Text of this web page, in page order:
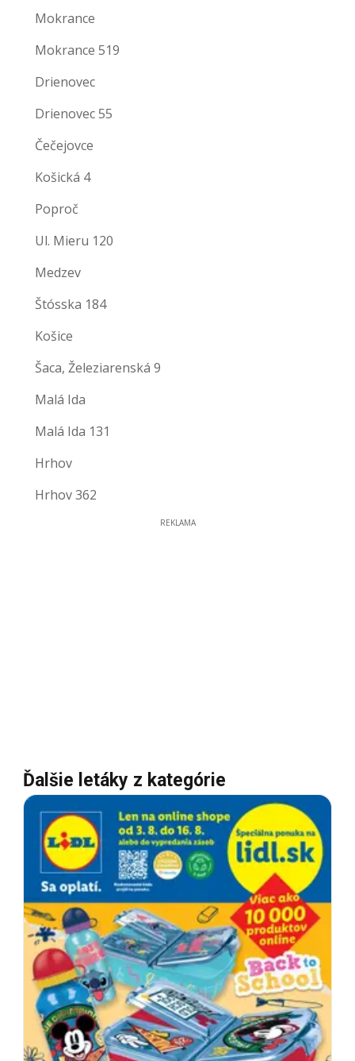
Mokrance
Mokrance 519
Drienovec
Drienovec 55
Čečejovce
Košická 4
Poproč
Ul. Mieru 120
Medzev
Štósska 184
Košice
Šaca, Železiarenská 9
Malá Ida
Malá Ida 131
Hrhov
Hrhov 362
REKLAMA
Ďalšie letáky z kategórie